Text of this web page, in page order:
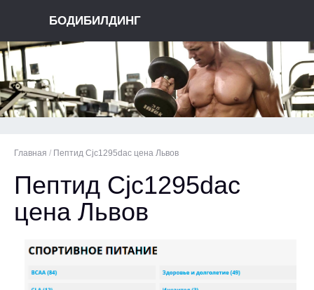
БОДИБИЛДИНГ
Главная / Пептид Cjc1295dac цена Львов
Пептид Cjc1295dac
цена Львов